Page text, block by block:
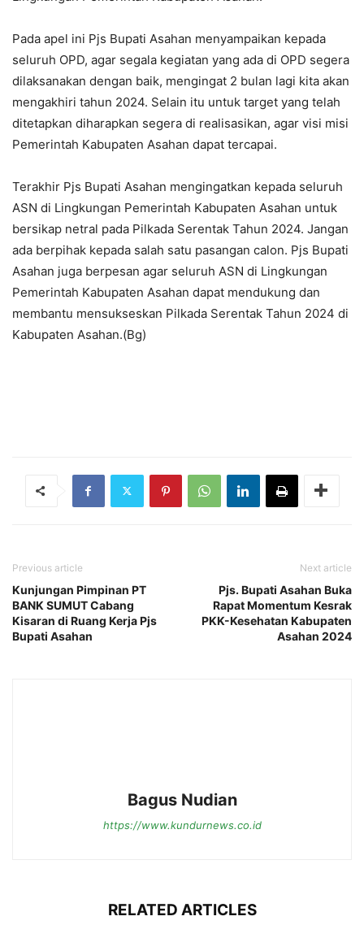
Pada apel ini Pjs Bupati Asahan menyampaikan kepada
seluruh OPD, agar segala kegiatan yang ada di OPD segera
dilaksanakan dengan baik, mengingat 2 bulan lagi kita akan
mengakhiri tahun 2024. Selain itu untuk target yang telah
ditetapkan diharapkan segera di realisasikan, agar visi misi
Pemerintah Kabupaten Asahan dapat tercapai.
Terakhir Pjs Bupati Asahan mengingatkan kepada seluruh
ASN di Lingkungan Pemerintah Kabupaten Asahan untuk
bersikap netral pada Pilkada Serentak Tahun 2024. Jangan
ada berpihak kepada salah satu pasangan calon. Pjs Bupati
Asahan juga berpesan agar seluruh ASN di Lingkungan
Pemerintah Kabupaten Asahan dapat mendukung dan
membantu mensukseskan Pilkada Serentak Tahun 2024 di
Kabupaten Asahan.(Bg)
Previous article
Kunjungan Pimpinan PT
BANK SUMUT Cabang
Kisaran di Ruang Kerja Pjs
Bupati Asahan
Next article
Pjs. Bupati Asahan Buka
Rapat Momentum Kesrak
PKK-Kesehatan Kabupaten
Asahan 2024
Bagus Nudian
https://www.kundurnews.co.id
RELATED ARTICLES